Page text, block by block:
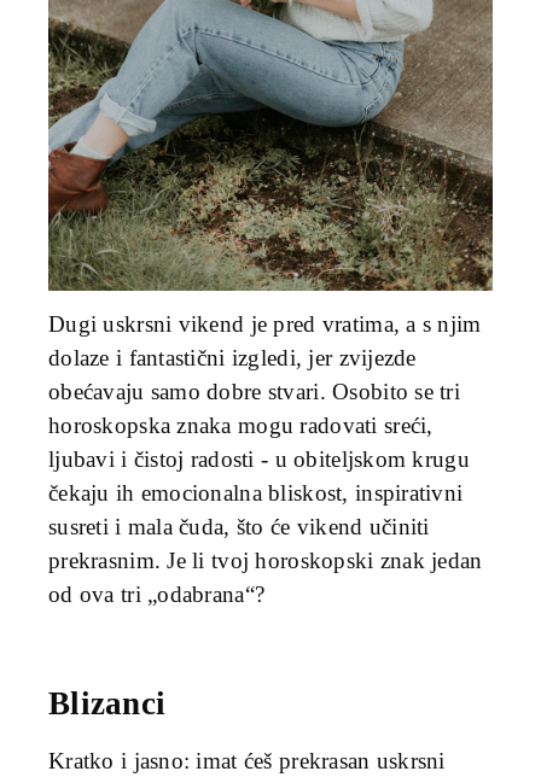
Dugi uskrsni vikend je pred vratima, a s njim
dolaze i fantastični izgledi, jer zvijezde
obećavaju samo dobre stvari. Osobito se tri
horoskopska znaka mogu radovati sreći,
ljubavi i čistoj radosti - u obiteljskom krugu
čekaju ih emocionalna bliskost, inspirativni
susreti i mala čuda, što će vikend učiniti
prekrasnim. Je li tvoj horoskopski znak jedan
od ova tri „odabrana“?
Blizanci
Kratko i jasno: imat ćeš prekrasan uskrsni